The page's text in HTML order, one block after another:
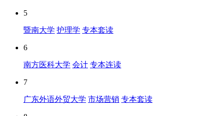
5
暨南大学 护理学 专本套读
6
南方医科大学 会计 专本连读
7
广东外语外贸大学 市场营销 专本套读